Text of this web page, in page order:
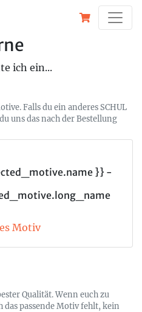
ich ein...
Falls du ein anderes SCHUL
uns das nach der Bestellung
}} -
Motiv
Qualität. Wenn euch zu
passende Motiv fehlt, kein